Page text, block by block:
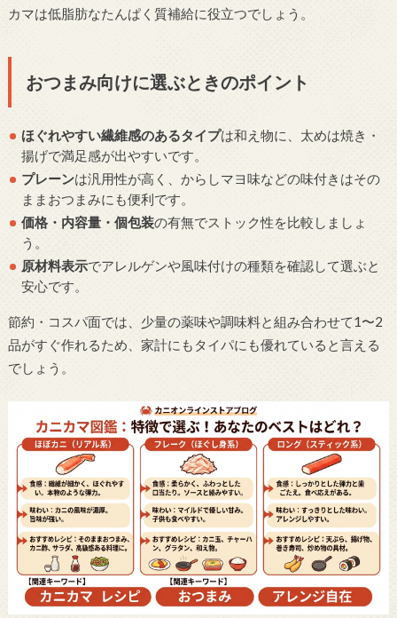
カマは低脂肪なたんぱく質補給に役立つでしょう。
おつまみ向けに選ぶときのポイント
ほぐれやすい繊維感のあるタイプは和え物に、太めは焼き・
揚げで満足感が出やすいです。
プレーンは汎用性が高く、からしマヨ味などの味付きはその
ままおつまみにも便利です。
価格・内容量・個包装の有無でストック性を比較しましょ
う。
原材料表示でアレルゲンや風味付けの種類を確認して選ぶと
安心です。
節約・コスパ面では、少量の薬味や調味料と組み合わせて1〜2
品がすぐ作れるため、家計にもタイパにも優れていると言える
でしょう。